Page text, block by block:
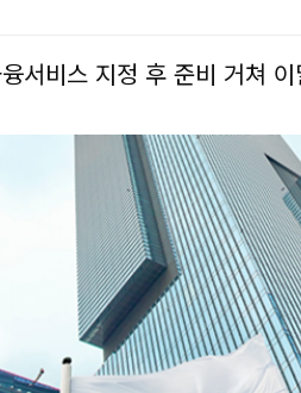
서비스 지정 후 준비 거쳐 이